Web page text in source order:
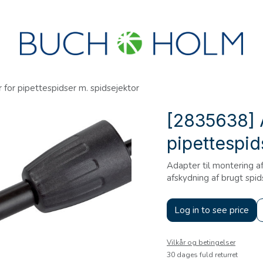
pipettespidser m. spidsejektor
[2835638]
Adapter til montering
afskydning af brugt
Log in to see price
Vilkår og betingelser
30 dages fuld returret